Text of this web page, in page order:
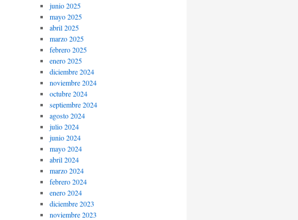
junio 2025
mayo 2025
abril 2025
marzo 2025
febrero 2025
enero 2025
diciembre 2024
noviembre 2024
octubre 2024
septiembre 2024
agosto 2024
julio 2024
junio 2024
mayo 2024
abril 2024
marzo 2024
febrero 2024
enero 2024
diciembre 2023
noviembre 2023